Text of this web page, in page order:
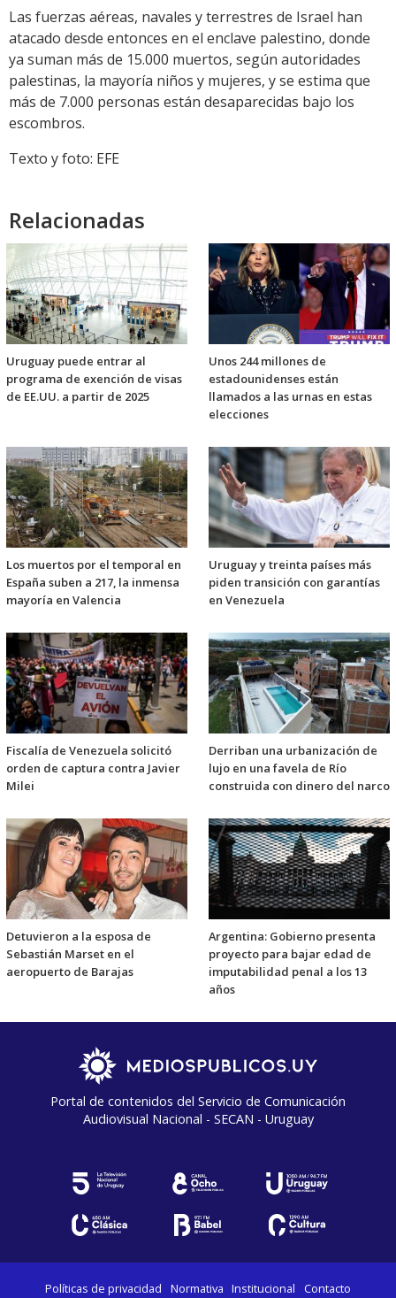
Las fuerzas aéreas, navales y terrestres de Israel han
atacado desde entonces en el enclave palestino, donde
ya suman más de 15.000 muertos, según autoridades
palestinas, la mayoría niños y mujeres, y se estima que
más de 7.000 personas están desaparecidas bajo los
escombros.
Texto y foto: EFE
Relacionadas
Uruguay puede entrar al
programa de exención de visas
de EE.UU. a partir de 2025
Unos 244 millones de
estadounidenses están
llamados a las urnas en estas
elecciones
Los muertos por el temporal en
España suben a 217, la inmensa
mayoría en Valencia
Uruguay y treinta países más
piden transición con garantías
en Venezuela
Fiscalía de Venezuela solicitó
orden de captura contra Javier
Milei
Derriban una urbanización de
lujo en una favela de Río
construida con dinero del narco
Detuvieron a la esposa de
Sebastián Marset en el
aeropuerto de Barajas
Argentina: Gobierno presenta
proyecto para bajar edad de
imputabilidad penal a los 13
años
Portal de contenidos del Servicio de Comunicación
Audiovisual Nacional - SECAN - Uruguay
Políticas de privacidad Normativa Institucional Contacto